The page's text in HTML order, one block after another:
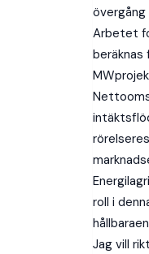
Arbetet
beräknas
roll i
Jag vill